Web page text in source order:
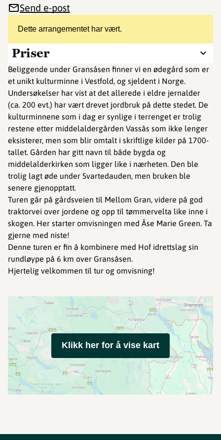
Dette arrangementet har vært.
Priser
Beliggende under Gransåsen finner vi en ødegård som er
et unikt kulturminne i Vestfold, og sjeldent i Norge.
Undersøkelser har vist at det allerede i eldre jernalder
(ca. 200 evt.) har vært drevet jordbruk på dette stedet. De
kulturminnene som i dag er synlige i terrenget er trolig
restene etter middelaldergården Vassås som ikke lenger
eksisterer, men som blir omtalt i skriftlige kilder på 1700-
tallet. Gården har gitt navn til både bygda og
middelalderkirken som ligger like i nærheten. Den ble
trolig lagt øde under Svartedauden, men bruken ble
senere gjenopptatt.
Turen går på gårdsveien til Mellom Gran, videre på god
traktorvei over jordene og opp til tømmervelta like inne i
skogen. Her starter omvisningen med Åse Marie Green. Ta
gjerne med niste!
Denne turen er fin å kombinere med Hof idrettslag sin
rundløype på 6 km over Gransåsen.
Hjertelig velkommen til tur og omvisning!
Send e-post
Klikk her for å vise kart